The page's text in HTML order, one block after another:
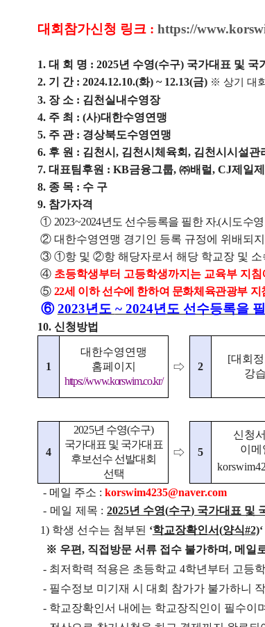
대회참가신청 링크 : https://
1. 대 회 명 : 2025년 수영(수구) 국가대표 및 국
2. 기 간 : 2024.12.10.(화) ~ 12.13(금) ※ 상기 대
3. 장 소 : 김천실내수영장
4. 주 최 : (사)대한수영연맹
5. 주 관 : 경상북도수영연맹
6. 후 원 : 김천시 , 김천시체육회 , 김천시시설관
7. 대표팀후원 : KB금융그룹, ㈜배럴, CJ제일
8. 종 목 : 수 구
9. 참가자격
① 2023~2024년도 선수등록을 필한 자.(시도수
② 대한수영연맹 경기인 등록 규정에 위배되
③ ①항 및 ②항 해당자로서 해당 학교장 및
④ 초등학생부터 고등학생까지는 교육부 지침
⑤ 22세 이하 선수에 한하여 문화체육관광부 지
⑥2023년도 ~ 2024년도 선수등록을
10. 신청방법
1
대한수영연맹
홈페이지
https://www.korswim.co.kr/
⇨ 2
[대회정
강
4
2025년 수영(수구)
국가대표 및 국가대표
후보선수 선발대회
선택
⇨ 5
신청
이메
- 메일 주소 : korswim4235@naver.com
- 메일 제목 : 2025년 수영(수구) 국가대표 및
1) 학생 선수는 첨부된 ‘학교장확인서(양식#2)‘
※ 우편, 직접방문 서류 접수 불가하며, 메일
- 최저학력 적용은 초등학교 4학년부터 고등
- 필수정보 미기재 시 대회 참가가 불가하니
- 학교장확인서 내에는 학교장직인이 필수이